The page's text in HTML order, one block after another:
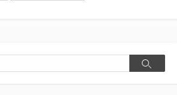
Поиск